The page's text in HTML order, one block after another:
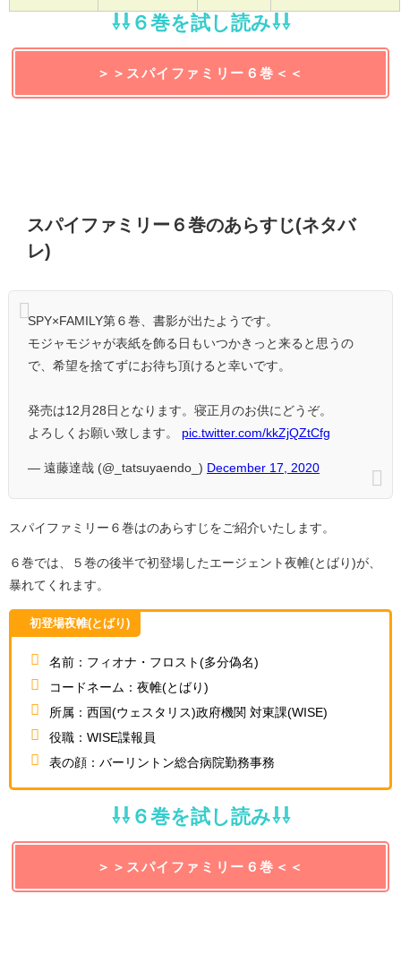
⇩⇩６巻を試し読み⇩⇩
＞＞スパイファミリー６巻＜＜
スパイファミリー６巻のあらすじ(ネタバ
レ)
SPY×FAMILY第６巻、書影が出たようです。
モジャモジャが表紙を飾る日もいつかきっと来ると思うの
で、希望を捨てずにお待ち頂けると幸いです。
発売は12月28日となります。寝正月のお供にどうぞ。
よろしくお願い致します。 pic.twitter.com/kkZjQZtCfg
— 遠藤達哉 (@_tatsuyaendo_) December 17, 2020
スパイファミリー６巻はのあらすじをご紹介いたします。
６巻では、５巻の後半で初登場したエージェント夜帷(とばり)が、
暴れてくれます。
初登場夜帷(とばり)
名前：フィオナ・フロスト(多分偽名)
コードネーム：夜帷(とばり)
所属：西国(ウェスタリス)政府機関 対東課(WISE)
役職：WISE諜報員
表の顔：バーリントン総合病院勤務事務
⇩⇩６巻を試し読み⇩⇩
＞＞スパイファミリー６巻＜＜